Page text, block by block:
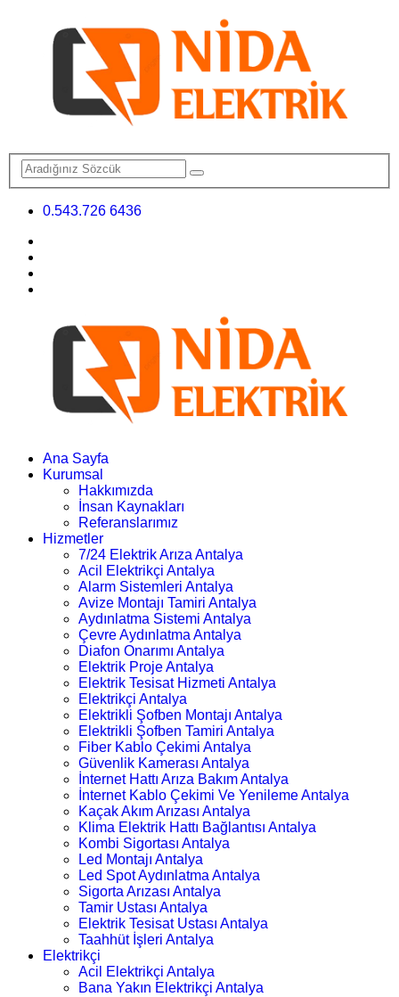
0.543.726 6436
Ana Sayfa
Kurumsal
Hakkımızda
İnsan Kaynakları
Referanslarımız
Hizmetler
7/24 Elektrik Arıza Antalya
Acil Elektrikçi Antalya
Alarm Sistemleri Antalya
Avize Montajı Tamiri Antalya
Aydınlatma Sistemi Antalya
Çevre Aydınlatma Antalya
Diafon Onarımı Antalya
Elektrik Proje Antalya
Elektrik Tesisat Hizmeti Antalya
Elektrikçi Antalya
Elektrikli Şofben Montajı Antalya
Elektrikli Şofben Tamiri Antalya
Fiber Kablo Çekimi Antalya
Güvenlik Kamerası Antalya
İnternet Hattı Arıza Bakım Antalya
İnternet Kablo Çekimi Ve Yenileme Antalya
Kaçak Akım Arızası Antalya
Klima Elektrik Hattı Bağlantısı Antalya
Kombi Sigortası Antalya
Led Montajı Antalya
Led Spot Aydınlatma Antalya
Sigorta Arızası Antalya
Tamir Ustası Antalya
Elektrik Tesisat Ustası Antalya
Taahhüt İşleri Antalya
Elektrikçi
Acil Elektrikçi Antalya
Bana Yakın Elektrikçi Antalya